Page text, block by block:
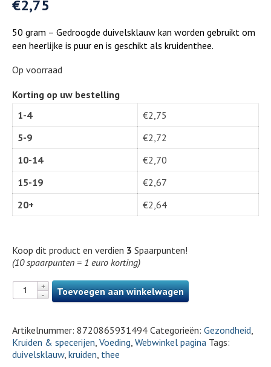
€2,75
50 gram – Gedroogde duivelsklauw kan worden gebruikt om
een heerlijke is puur en is geschikt als kruidenthee.
Op voorraad
Korting op uw bestelling
1-4
€2,75
5-9
€2,72
10-14
€2,70
15-19
€2,67
20+
€2,64
Koop dit product en verdien 3 Spaarpunten!
(10 spaarpunten = 1 euro korting)
Toevoegen aan winkelwagen
Artikelnummer: 8720865931494 Categorieën: Gezondheid
Kruiden & specerijen Voeding Webwinkel pagina Tags:
duivelsklauw, kruiden thee